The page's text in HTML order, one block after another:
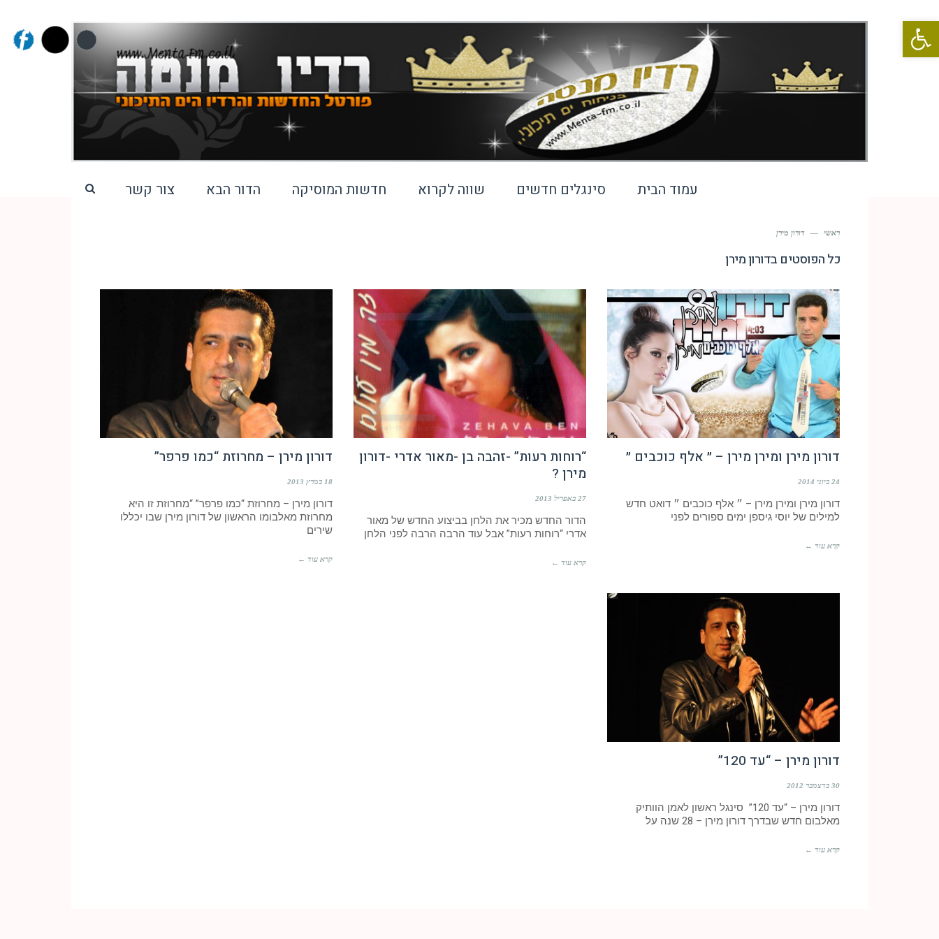
פתח סרגל נגישות
עמוד הבית סינגלים חדשים שווה לקרוא חדשות המוסיקה הדור הבא צור קשר
ראשי — דורון מירן
כל הפוסטים בדורון מירן
דורון מירן ומירן מירן – ״ אלף כוכבים ״
24 ביוני 2014
דורון מירן ומירן מירן – ״ אלף כוכבים ״ דואט חדש
למילים של יוסי גיספן ימים ספורים לפני
קרא עוד ←
“רוחות רעות” -זהבה בן -מאור אדרי -דורון
מירן ?
27 באפריל 2013
הדור החדש מכיר את הלחן בביצוע החדש של מאור
אדרי “רוחות רעות” אבל עוד הרבה הרבה לפני הלחן
קרא עוד ←
דורון מירן – מחרוזת “כמו פרפר”
18 במרץ 2013
דורון מירן – מחרוזת “כמו פרפר” “מחרוזת זו היא
מחרוזת מאלבומו הראשון של דורון מירן שבו יכללו
שירים
קרא עוד ←
דורון מירן – “עד 120”
30 בדצמבר 2012
דורון מירן – “עד 120” סינגל ראשון לאמן הוותיק
מאלבום חדש שבדרך דורון מירן – 28 שנה על
קרא עוד ←